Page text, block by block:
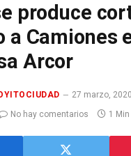
produce
a Camiones
Arcor
27 marzo, 2020
No hay comentarios 1 Min